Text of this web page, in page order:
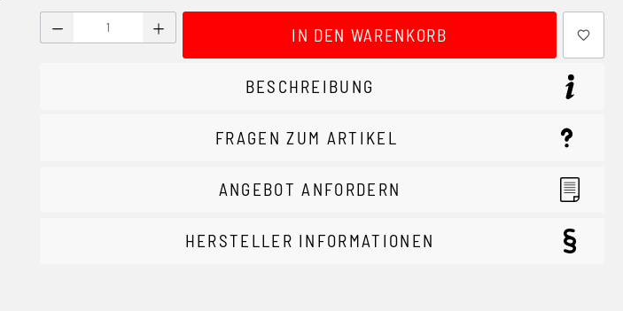
Produkt Anzahl: Gib den gewünschten Wert ein oder benutze die Schaltflächen
IN DEN WARENKORB
BESCHREIBUNG
FRAGEN ZUM ARTIKEL
ANGEBOT ANFORDERN
HERSTELLER INFORMATIONEN